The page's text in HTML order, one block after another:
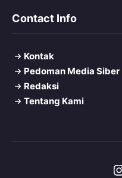
Contact Info
Kontak
Pedoman Media Siber
Redaksi
Tentang Kami